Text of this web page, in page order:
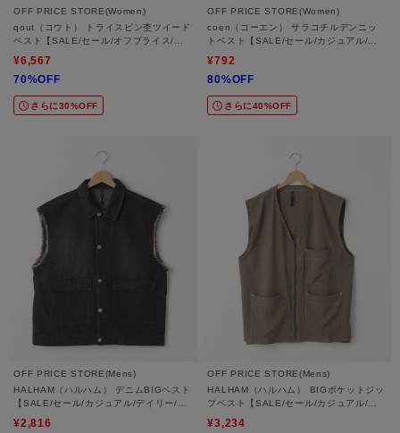
OFF PRICE STORE(Women)
qout（コウト） トライスピン杢ツイード
ベスト【SALE/セール/オフプライス/カ
ジュアル/デイリー/トレンド/通勤】
¥6,567
70%OFF
さらに30%OFF
OFF PRICE STORE(Women)
coen（コーエン） サラコチルデンニッ
トベスト【SALE/セール/カジュアル/デ
イリー/トレンド/きれいめカジュアル】
¥792
80%OFF
さらに40%OFF
OFF PRICE STORE(Mens)
HALHAM（ハルハム） デニムBIGベスト
【SALE/セール/カジュアル/デイリー/ト
¥2,816
OFF PRICE STORE(Mens)
HALHAM（ハルハム） BIGポケットジッ
プベスト【SALE/セール/カジュアル/デ
¥3,234